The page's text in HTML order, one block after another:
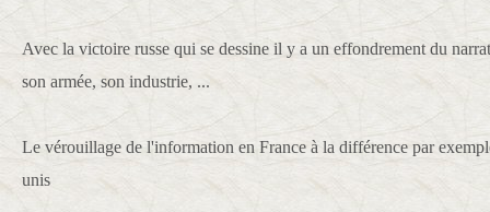
Avec la victoire russe qui se dessine il y a un effondrement du
son armée, son industrie, ...
Le vérouillage de l'information en France à la différence par
unis